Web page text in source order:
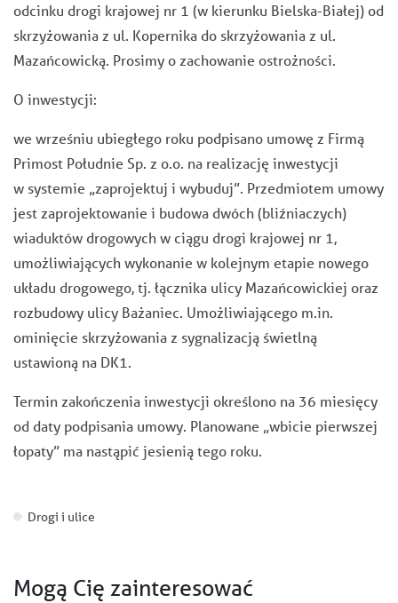
odcinku drogi krajowej nr 1 (w kierunku Bielska-Białej) od
skrzyżowania z ul. Kopernika do skrzyżowania z ul.
Mazańcowicką. Prosimy o zachowanie ostrożności.
O inwestycji:
we wrześniu ubiegłego roku podpisano umowę z Firmą
Primost Południe Sp. z o.o. na realizację inwestycji
w systemie „zaprojektuj i wybuduj”. Przedmiotem umowy
jest zaprojektowanie i budowa dwóch (bliźniaczych)
wiaduktów drogowych w ciągu drogi krajowej nr 1,
umożliwiających wykonanie w kolejnym etapie nowego
układu drogowego, tj. łącznika ulicy Mazańcowickiej oraz
rozbudowy ulicy Bażaniec. Umożliwiającego m.in.
ominięcie skrzyżowania z sygnalizacją świetlną
ustawioną na DK1.
Termin zakończenia inwestycji określono na 36 miesięcy
od daty podpisania umowy. Planowane „wbicie pierwszej
łopaty” ma nastąpić jesienią tego roku.
Drogi i ulice
Mogą Cię zainteresować